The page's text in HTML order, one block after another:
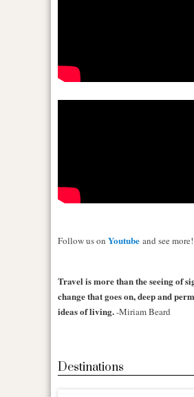
Follow us on Youtube and see more!
Travel is more than the seeing of
change that goes on, deep and
ideas of living.-Miriam Beard
Destinations